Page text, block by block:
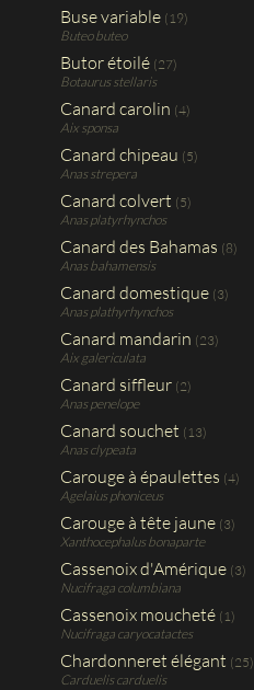
Buse variable (19)
Buteo buteo
Butor étoilé (27)
Botaurus stellaris
Canard carolin (4)
Aix sponsa
Canard chipeau (5)
Anas strepera
Canard colvert (5)
Anas platyrhynchos
Canard des Bahamas (8)
Anas bahamensis
Canard domestique (3)
Anas plathyrhynchos
Canard mandarin (23)
Aix galericulata
Canard siffleur (2)
Anas penelope
Canard souchet (13)
Anas clypeata
Carouge à épaulettes (4)
Agelaius phoniceus
Carouge à tête jaune (3)
Xanthocephalus bonaparte
Cassenoix d'Amérique (3)
Nucifraga columbiana
Cassenoix moucheté (1)
Nucifraga caryocatactes
Chardonneret élégant (25)
Carduelis carduelis